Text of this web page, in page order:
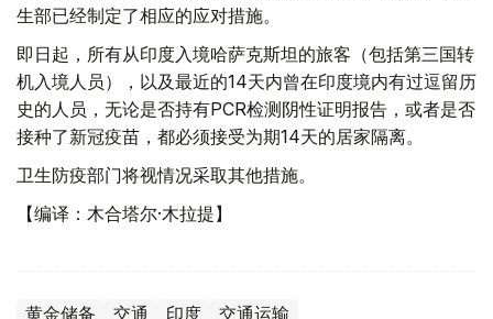
生部已经制定了相应的应对措施。
即日起，所有从印度入境哈萨克斯坦的旅客（包括第三国转
机入境人员），以及最近的14天内曾在印度境内有过逗留历
史的人员，无论是否持有PCR检测阴性证明报告，或者是否
接种了新冠疫苗，都必须接受为期14天的居家隔离。
卫生防疫部门将视情况采取其他措施。
【编译：木合塔尔·木拉提】
黄金储备 交通 印度 交通运输